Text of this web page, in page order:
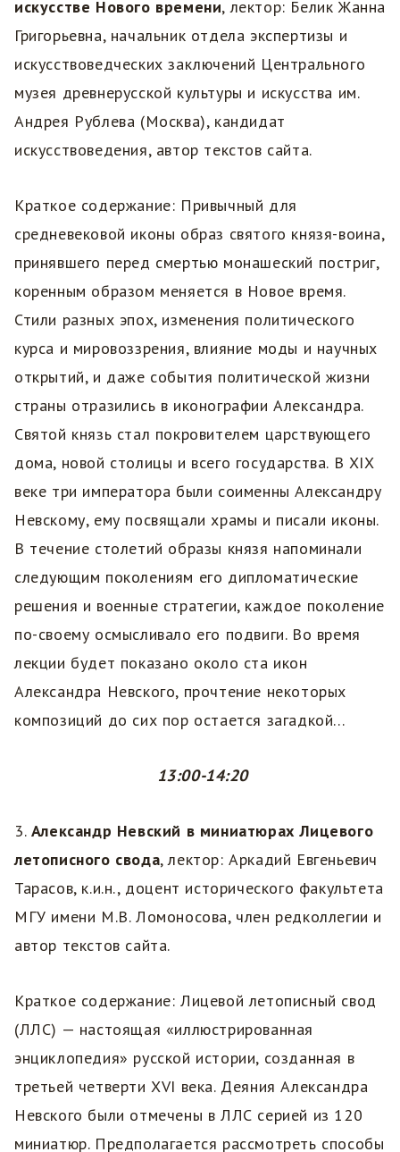
искусстве Нового времени, лектор: Белик Жанна
Григорьевна, начальник отдела экспертизы и
искусствоведческих заключений Центрального
музея древнерусской культуры и искусства им.
Андрея Рублева (Москва), кандидат
искусствоведения, автор текстов сайта.
Краткое содержание: Привычный для
средневековой иконы образ святого князя-воина,
принявшего перед смертью монашеский постриг,
коренным образом меняется в Новое время.
Стили разных эпох, изменения политического
курса и мировоззрения, влияние моды и научных
открытий, и даже события политической жизни
страны отразились в иконографии Александра.
Святой князь стал покровителем царствующего
дома, новой столицы и всего государства. В XIX
веке три императора были соименны Александру
Невскому, ему посвящали храмы и писали иконы.
В течение столетий образы князя напоминали
следующим поколениям его дипломатические
решения и военные стратегии, каждое поколение
по-своему осмысливало его подвиги. Во время
лекции будет показано около ста икон
Александра Невского, прочтение некоторых
композиций до сих пор остается загадкой…
13:00-14:20
3. Александр Невский в миниатюрах Лицевого
летописного свода, лектор: Аркадий Евгеньевич
Тарасов, к.и.н., доцент исторического факультета
МГУ имени М.В. Ломоносова, член редколлегии и
автор текстов сайта.
Краткое содержание: Лицевой летописный свод
(ЛЛС) — настоящая «иллюстрированная
энциклопедия» русской истории, созданная в
третьей четверти XVI века. Деяния Александра
Невского были отмечены в ЛЛС серией из 120
миниатюр. Предполагается рассмотреть способы